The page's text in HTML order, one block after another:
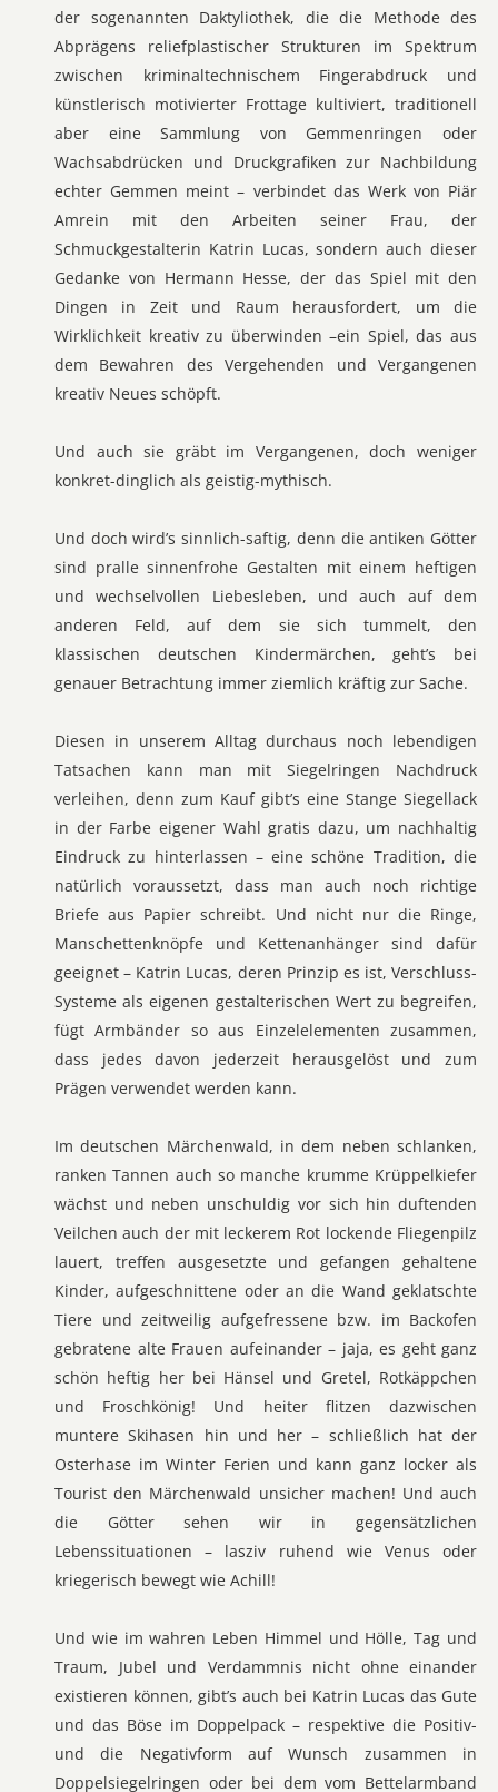
der sogenannten Daktyliothek, die die Methode des
Abprägens reliefplastischer Strukturen im Spektrum
zwischen kriminaltechnischem Fingerabdruck und
künstlerisch motivierter Frottage kultiviert, traditionell
aber eine Sammlung von Gemmenringen oder
Wachsabdrücken und Druckgrafiken zur Nachbildung
echter Gemmen meint – verbindet das Werk von Piär
Amrein mit den Arbeiten seiner Frau, der
Schmuckgestalterin Katrin Lucas, sondern auch dieser
Gedanke von Hermann Hesse, der das Spiel mit den
Dingen in Zeit und Raum herausfordert, um die
Wirklichkeit kreativ zu überwinden –ein Spiel, das aus
dem Bewahren des Vergehenden und Vergangenen
kreativ Neues schöpft.
Und auch sie gräbt im Vergangenen, doch weniger
konkret-dinglich als geistig-mythisch.
Und doch wird’s sinnlich-saftig, denn die antiken Götter
sind pralle sinnenfrohe Gestalten mit einem heftigen
und wechselvollen Liebesleben, und auch auf dem
anderen Feld, auf dem sie sich tummelt, den
klassischen deutschen Kindermärchen, geht’s bei
genauer Betrachtung immer ziemlich kräftig zur Sache.
Diesen in unserem Alltag durchaus noch lebendigen
Tatsachen kann man mit Siegelringen Nachdruck
verleihen, denn zum Kauf gibt’s eine Stange Siegellack
in der Farbe eigener Wahl gratis dazu, um nachhaltig
Eindruck zu hinterlassen – eine schöne Tradition, die
natürlich voraussetzt, dass man auch noch richtige
Briefe aus Papier schreibt. Und nicht nur die Ringe,
Manschettenknöpfe und Kettenanhänger sind dafür
geeignet – Katrin Lucas, deren Prinzip es ist, Verschluss-
Systeme als eigenen gestalterischen Wert zu begreifen,
fügt Armbänder so aus Einzelelementen zusammen,
dass jedes davon jederzeit herausgelöst und zum
Prägen verwendet werden kann.
Im deutschen Märchenwald, in dem neben schlanken,
ranken Tannen auch so manche krumme Krüppelkiefer
wächst und neben unschuldig vor sich hin duftenden
Veilchen auch der mit leckerem Rot lockende Fliegenpilz
lauert, treffen ausgesetzte und gefangen gehaltene
Kinder, aufgeschnittene oder an die Wand geklatschte
Tiere und zeitweilig aufgefressene bzw. im Backofen
gebratene alte Frauen aufeinander – jaja, es geht ganz
schön heftig her bei Hänsel und Gretel, Rotkäppchen
und Froschkönig! Und heiter flitzen dazwischen
muntere Skihasen hin und her – schließlich hat der
Osterhase im Winter Ferien und kann ganz locker als
Tourist den Märchenwald unsicher machen! Und auch
die Götter sehen wir in gegensätzlichen
Lebenssituationen – lasziv ruhend wie Venus oder
kriegerisch bewegt wie Achill!
Und wie im wahren Leben Himmel und Hölle, Tag und
Traum, Jubel und Verdammnis nicht ohne einander
existieren können, gibt’s auch bei Katrin Lucas das Gute
und das Böse im Doppelpack – respektive die Positiv-
und die Negativform auf Wunsch zusammen in
Doppelsiegelringen oder bei dem vom Bettelarmband